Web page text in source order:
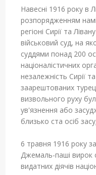
Навесні 1916 року в
розпорядженням
регіоні Сирії та
військовий суд, на
суддями понад 200
націоналістичних
незалежність Сирії
заарештованих
визвольного руху
ув'язнення або
близько ста осіб
6 травня 1916 року
Джемаль-паші вирок
видатних діячів